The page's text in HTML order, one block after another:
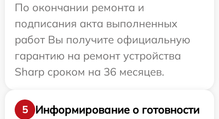
По окончании ремонта и
подписания акта выполненных
работ Вы получите официальную
гарантию на ремонт устройства
Sharp сроком на 36 месяцев.
5
Информирование о готовности